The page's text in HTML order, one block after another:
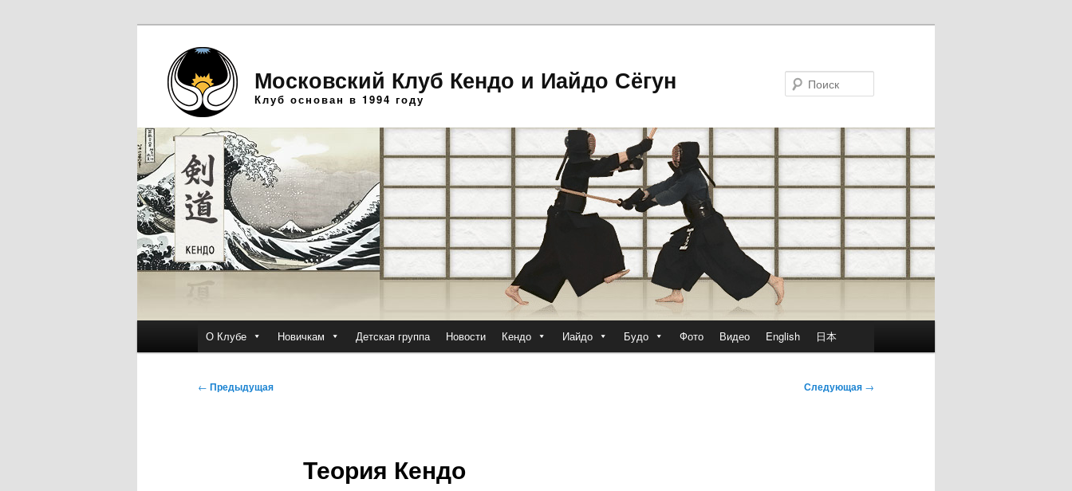
Московский Клуб Кендо и Иайдо Сёгун
Клуб основан в 1994 году
меню
Перейти
Перейти
О Клубе Новичкам Детская группа Новости Кендо Иайдо Будо Фото Видео English 日本
Навигация
← Предыдущая Следующая →
Теория Кендо